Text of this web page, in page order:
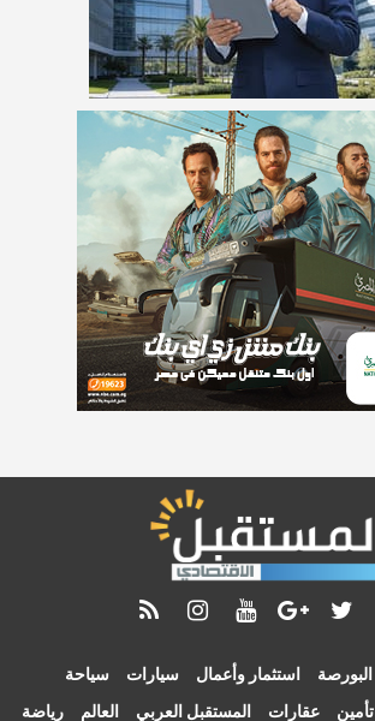
البورصة استثمار وأعمال سيارات
سياحة
تأمين عقارات المستقبل العربي العالم رياضة